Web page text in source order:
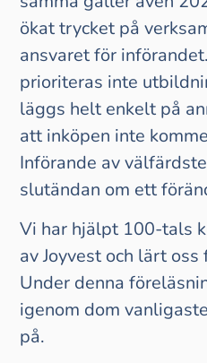
ökat trycket på
ansvaret för
prioriteras inte
läggs helt enkelt på
att inköpen inte
Införande av
slutändan om ett
Vi har hjälpt 100-tals
av Joyvest och lärt
Under denna
igenom dom
på.